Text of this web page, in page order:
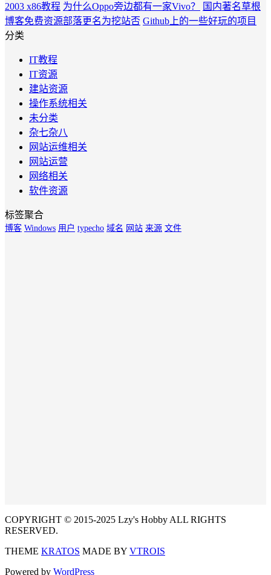
2003 x86教程 为什么Oppo旁边都有一家Vivo？
国内著名草根
博客免费资源部落更名为挖站否 Github上的一些好玩的项目
分类
IT教程
IT资源
建站资源
操作系统相关
未分类
杂七杂八
网站运维相关
网站运营
网络相关
软件资源
标签聚合
博客 Windows 用户 typecho 域名 网站 来源 文件
COPYRIGHT © 2015-2025 Lzy's Hobby ALL RIGHTS
RESERVED.
THEME KRATOS MADE BY VTROIS
Powered by WordPress